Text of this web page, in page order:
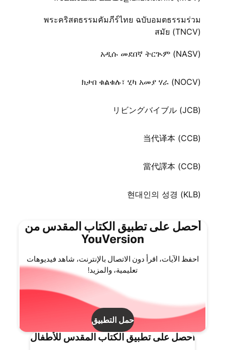
พระคริสตธรรมคัมภีร์ไทย ฉบับอมตธรรมร่วม
สมัย (TNCV)
አዲሱ መደበኛ ትርጒም (NASV)
ክታበ ቁልቁሉ፣ ሂካ አመያ ሃራ (NOCV)
リビングバイブル (JCB)
当代译本 (CCB)
當代譯本 (CCB)
현대인의 성경 (KLB)
أحصل على تطبيق الكتاب المقدس من
YouVersion
احفظ الآيات، اقرأ دون الاتصال بالإنترنت، شاهد فيديوهات
تعليمية، والمزيد!
حمل التطبيق
احصل على تطبيق الكتاب المقدس للأطفال